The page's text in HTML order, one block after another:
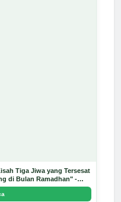
Tiga Jiwa yang Tersesat
di Bulan Ramadhan" -